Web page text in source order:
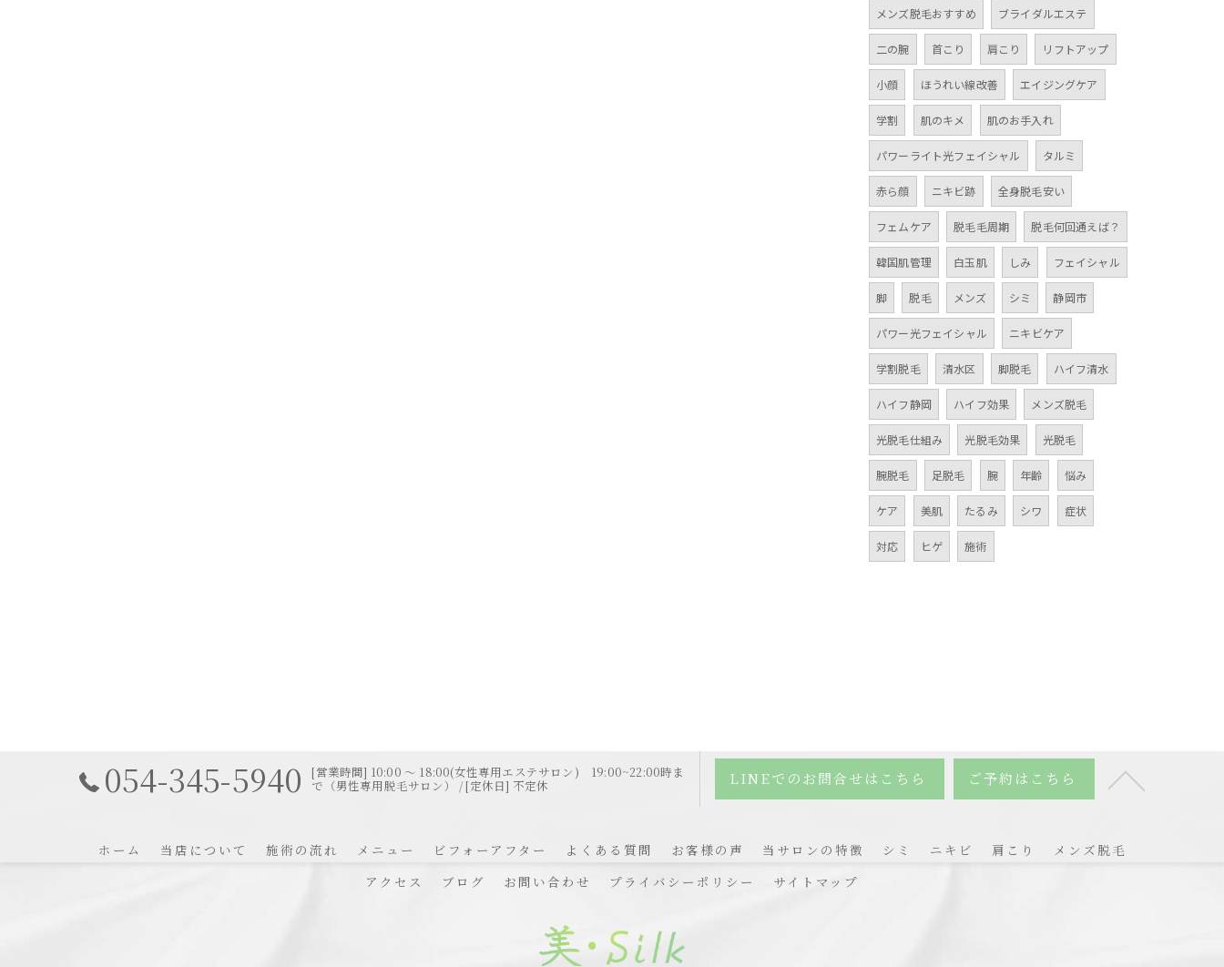
メンズ脱毛おすすめ ブライダルエステ
二の腕 首こり 肩こり リフトアップ
小顔 ほうれい線改善 エイジングケア
学割 肌のキメ 肌のお手入れ
パワーライト光フェイシャル タルミ
赤ら顔 ニキビ跡 全身脱毛安い
フェムケア 脱毛毛周期 脱毛何回通えば？
韓国肌管理 白玉肌 しみ フェイシャル
脚 脱毛 メンズ シミ 静岡市
パワー光フェイシャル ニキビケア
学割脱毛 清水区 脚脱毛 ハイフ清水
ハイフ静岡 ハイフ効果 メンズ脱毛
光脱毛仕組み 光脱毛効果 光脱毛
腕脱毛 足脱毛 腕 年齢 悩み
ケア 美肌 たるみ シワ 症状
対応 ヒゲ 施術
054-345-5940
[営業時間] 10:00 〜 18:00(女性専用エステサロン) 19:00~22:00時ま
で（男性専用脱毛サロン） / [定休日] 不定休
LINEでのお問合せはこちら ご予約はこちら
ホーム 当店について 施術の流れ メニュー ビフォーアフター よくある質問 お客様の声 当サロンの特徴 シミ ニキビ 肩こり
メンズ脱毛
アクセス
ブログ お問い合わせ プライバシーポリシー サイトマップ